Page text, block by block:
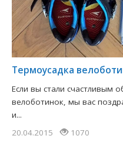
Термоусадка
Если вы стали счастливым
велоботинок, мы вас
и...
20.04.2015
1070